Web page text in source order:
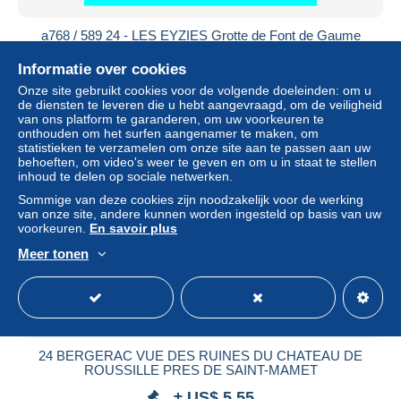
a768 / 589 24 - LES EYZIES Grotte de Font de Gaume
± US$ 2,30
Statuut Professioneel handelaar
Nieuw
24 BERGERAC VUE DES RUINES DU CHATEAU DE
ROUSSILLE PRES DE SAINT-MAMET
Informatie over cookies
Onze site gebruikt cookies voor de volgende doeleinden: om u
de diensten te leveren die u hebt aangevraagd, om de veiligheid
van ons platform te garanderen, om uw voorkeuren te
onthouden om het surfen aangenamer te maken, om
statistieken te verzamelen om onze site aan te passen aan uw
behoeften, om video's weer te geven en om u in staat te stellen
inhoud te delen op sociale netwerken.
Sommige van deze cookies zijn noodzakelijk voor de werking
van onze site, andere kunnen worden ingesteld op basis van uw
voorkeuren. En savoir plus
Meer tonen